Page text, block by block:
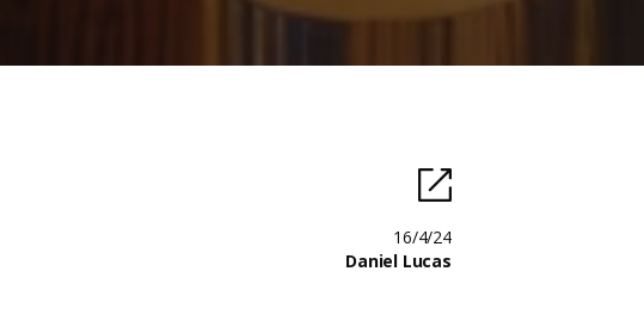
16/4/24
Daniel Lucas